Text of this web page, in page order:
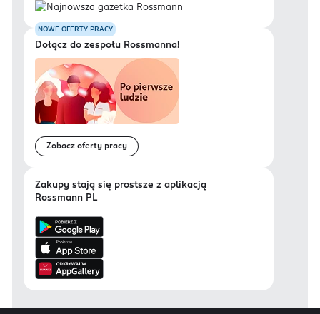
NOWE OFERTY PRACY
Dołącz do zespołu Rossmanna!
Zobacz oferty pracy
Zakupy stają się prostsze z aplikacją
Rossmann PL